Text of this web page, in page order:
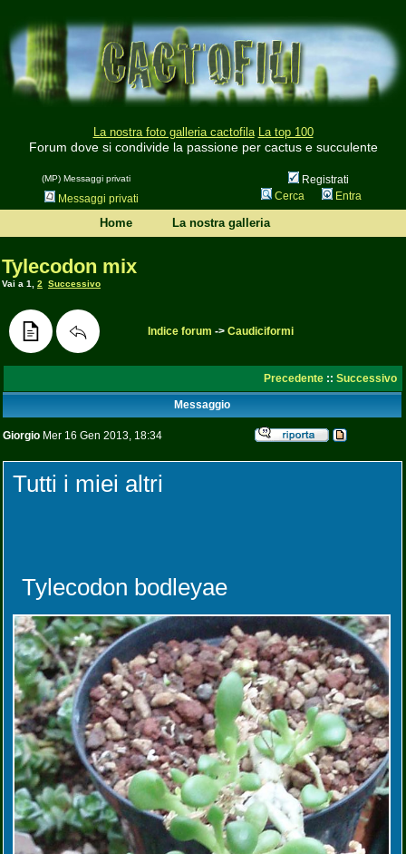
La nostra foto galleria cactofila La top 100
Forum dove si condivide la passione per cactus e succulente
(MP) Messaggi privati
Registrati
Messaggi privati
Cerca Entra
Home La nostra galleria
Tylecodon mix
Vai a 1 2 Successivo
Indice forum -> Caudiciformi
Precedente :: Successivo
Messaggio
Giorgio Mer 16 Gen 2013, 18:34
Tutti i miei altri
Tylecodon bodleyae